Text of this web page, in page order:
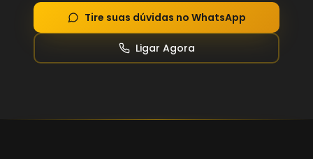
Tire suas dúvidas no WhatsApp
Ligar Agora